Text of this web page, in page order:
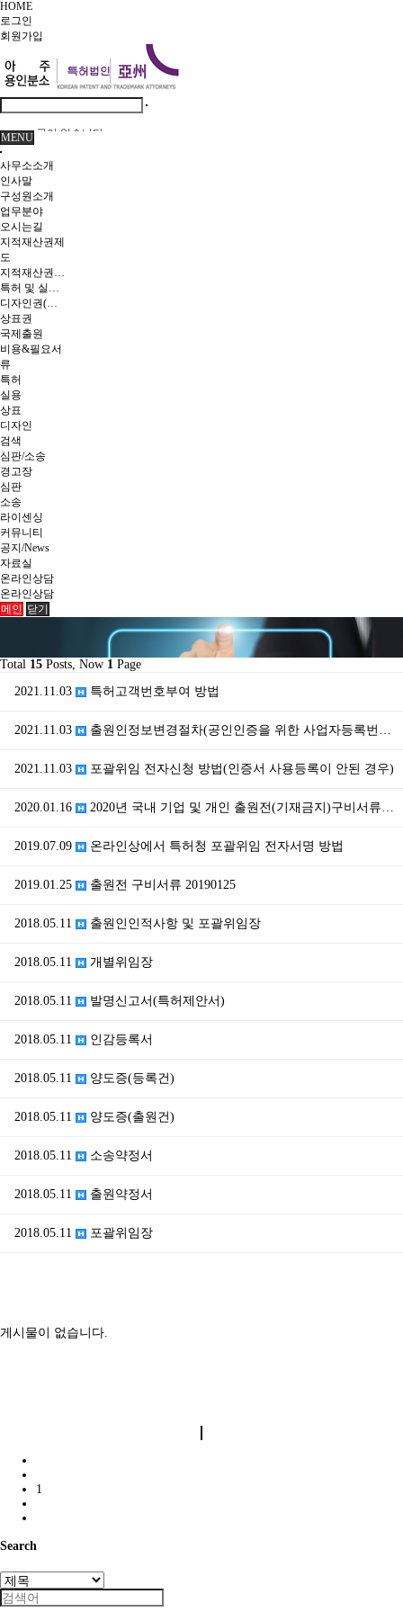
HOME
로그인
회원 가입
글이 없습니다.
MENU
사무소소개
인사말
구성원소개
업무분야
오시는길
지적재산권제
도
지적재산권이란
특허 및 실용신안
디자인권(의장)
상표권
국제출원
비용&필요서
류
특허
실용
상표
디자인
검색
심판/소송
경고장
심판
소송
라이센싱
커뮤니티
공지/News
자료실
온라인상담
온라인상담
메인 닫기
Total 15 Posts, Now 1 Page
2021.11.03
특허고객번호부여 방법
2021.11.03 출원인정보변경절차(공인인증을 위한 사업자등록번호 추가 …
2021.11.03 포괄위임 전자신청 방법(인증서 사용등록이 안된 경우)
2020.01.16 2020년 국내 기업 및 개인 출원전(기재금지)구비서류…
2019.07.09 온라인상에서 특허청 포괄위임 전자서명 방법
2019.01.25 출원전 구비서류 20190125
2018.05.11 출원인인적사항 및 포괄위임장
2018.05.11 개별위임장
2018.05.11 발명신고서(특허제안서)
2018.05.11 인감등록서
2018.05.11 양도증(등록건)
2018.05.11 양도증(출원건)
2018.05.11 소송약정서
2018.05.11 출원약정서
2018.05.11 포괄위임장
게시물이 없습니다.
1
Search